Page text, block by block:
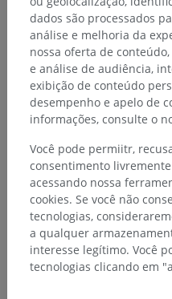
dados são processados
análise e melhoria da
nossa oferta de
e análise de audiência,
exibição de conteúdo
desempenho e apelo de
informações, consulte o
Você pode permiitr,
consentimento
acessando nossa
cookies. Se você não
tecnologias,
a qualquer
interesse legítimo. Você
tecnologias clicando em